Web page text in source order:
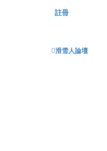
註冊
滑雪人論壇